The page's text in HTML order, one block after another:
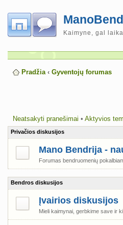
Kaimyne, gal
Pradžia ‹ Gyventojų forumas
Neatsakyti pranešimai • Aktyvios
Privačios diskusijos
Mano Bendrija -
Forumas bendruomenių
Bendros diskusijos
Įvairios diskusijos
Mieli kaimynai, gerbkime save ir